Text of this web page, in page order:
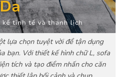
lựa chọn tuyệt vời để tận dụng
bạn. Với thiết kế hình chữ L, sofa
tích và tạo điểm nhấn cho căn